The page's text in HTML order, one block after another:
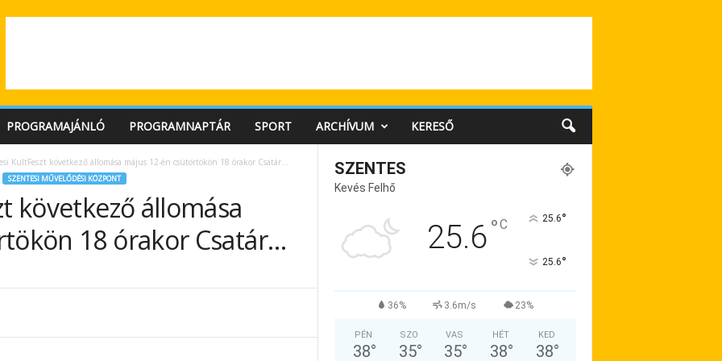
PROGRAMAJÁNLÓ PROGRAMNAPTÁR SPORT ARCHÍVUM KERESŐ
KultFeszt következő állomása május 12-én csütörtökön 18 órakor Csatár…
SZENTESI MŰVELŐDÉSI KÖZPONT
következő állomása
18 órakor Csatár…
SZENTES
Kevés Felhő
25.6°C 25.6°
25.6°
36% 3.6m/s 23%
PÉN
38°
SZO
35°
VAS
35°
HÉT
38°
KED
38°